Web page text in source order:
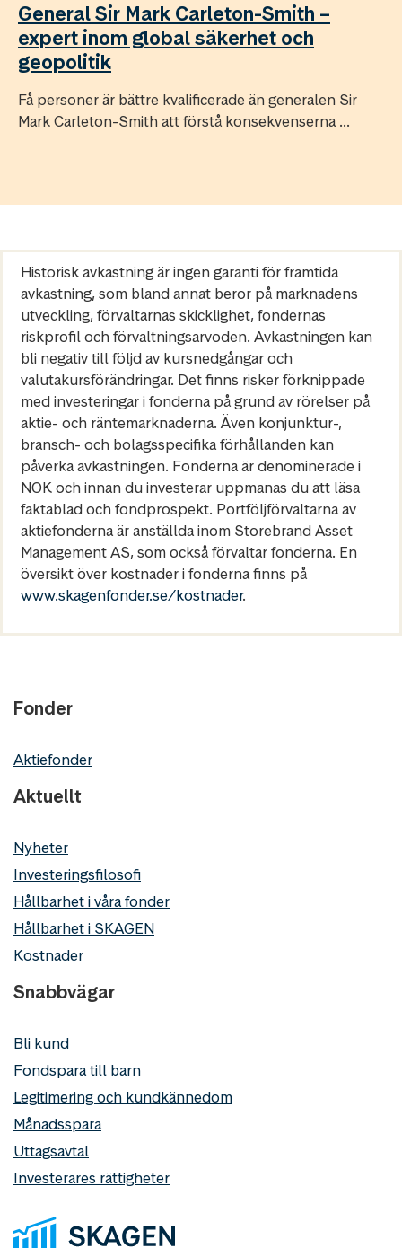
General Sir Mark Carleton-Smith –
expert inom global säkerhet och
geopolitik
Få personer är bättre kvalificerade än generalen Sir
Mark Carleton-Smith att förstå konsekvenserna ...
Historisk avkastning är ingen garanti för framtida
avkastning, som bland annat beror på marknadens
utveckling, förvaltarnas skicklighet, fondernas
riskprofil och förvaltningsarvoden. Avkastningen kan
bli negativ till följd av kursnedgångar och
valutakursförändringar. Det finns risker förknippade
med investeringar i fonderna på grund av rörelser på
aktie- och räntemarknaderna. Även konjunktur-,
bransch- och bolagsspecifika förhållanden kan
påverka avkastningen. Fonderna är denominerade i
NOK och innan du investerar uppmanas du att läsa
faktablad och fondprospekt. Portföljförvaltarna av
aktiefonderna är anställda inom Storebrand Asset
Management AS, som också förvaltar fonderna. En
översikt över kostnader i fonderna finns på
www.skagenfonder.se/kostnader.
Fonder
Aktiefonder
Aktuellt
Nyheter
Investeringsfilosofi
Hållbarhet i våra fonder
Hållbarhet i SKAGEN
Kostnader
Snabbvägar
Bli kund
Fondspara till barn
Legitimering och kundkännedom
Månadsspara
Uttagsavtal
Investerares rättigheter